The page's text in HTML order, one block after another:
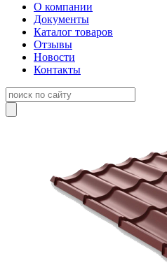
О компании
Документы
Каталог товаров
Отзывы
Новости
Контакты